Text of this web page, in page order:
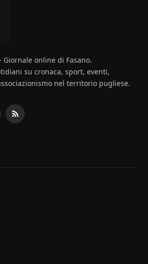
Giornale online di Fasano.
su cronaca, sport, eventi,
nel territorio pugliese.
RSS